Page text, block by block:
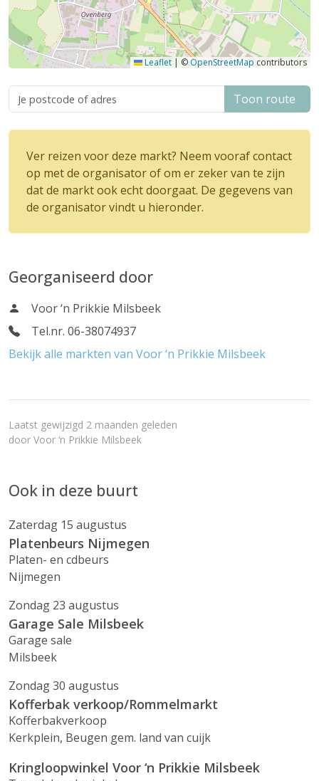
Leaflet | ©OpenStreetMap contributors
Toon route
Ver reizen voor deze markt? Neem vooraf contact
op met de organisator of om er zeker van te zijn
dat de markt ook echt doorgaat. De gegevens van
de organisator vindt u hieronder.
Georganiseerd door
Voor ‘n Prikkie Milsbeek
Tel.nr. 06-38074937
Bekijk alle markten van Voor ‘n Prikkie Milsbeek
Laatst gewijzigd 2 maanden geleden
door Voor ‘n Prikkie Milsbeek
Ook in deze buurt
Zaterdag 15 augustus
Platenbeurs Nijmegen
Platen- en cdbeurs
Nijmegen
Zondag 23 augustus
Garage Sale Milsbeek
Garage sale
Milsbeek
Zondag 30 augustus
Kofferbak verkoop/Rommelmarkt
Kofferbakverkoop
Kerkplein, Beugen gem. land van cuijk
Kringloopwinkel Voor ‘n Prikkie Milsbeek